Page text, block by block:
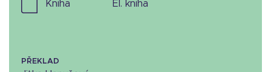
kniha el. kniha
PŘEKLAD